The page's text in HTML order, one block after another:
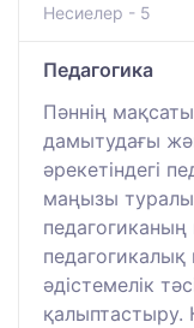
Несиелер - 5
Педагогика
Пәннің
дамытудағы
әрекетіндегі
маңызы туралы
педагогиканың
әдістемелік